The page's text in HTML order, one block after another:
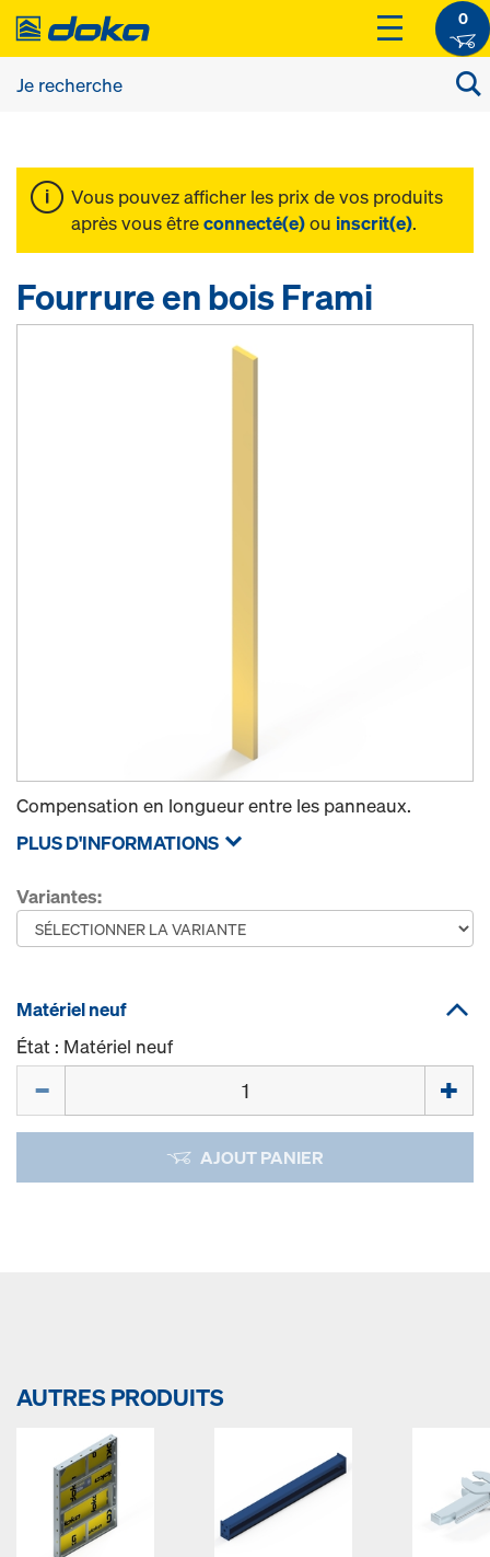
0
Vous pouvez afficher les prix de vos produits
après vous êtreconnecté(e)ou inscrit(e).
Fourrure en bois Frami
Compensation en longueur entre les panneaux.
PLUS D'INFORMATIONS
Variantes:
Matériel neuf
État : Matériel neuf
AJOUT PANIER
AUTRES PRODUITS